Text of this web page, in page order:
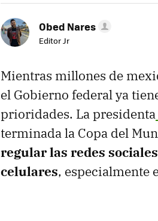
Obed Nares
Editor Jr
Mientras millones de
el Gobierno federal ya
prioridades. La presidenta
terminada la Copa del
regular las redes
celulares, especialmente